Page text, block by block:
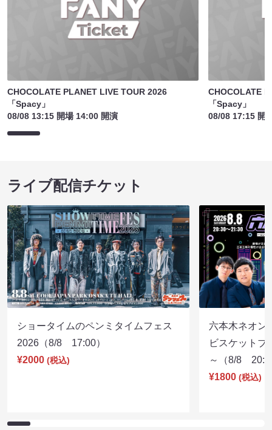
CHOCOLATE PLANET LIVE TOUR 2026
「Spacy」
08/08 13:15 開場 14:00 開演
CHOCOLATE
「Spacy」
08/08 17:15 開
ライブ配信チケット
ショータイムのペンミタイムフェス
2026（8/8 17:00）
¥2000 (税込)
六本木ネオン
ビスケットブ
～（8/8
¥1800 (税込)